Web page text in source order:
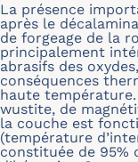
La présence
après le
de forgeage de la
principalement
abrasifs des
conséquences
haute
wustite, de
la couche est
(température
constituée de 95%